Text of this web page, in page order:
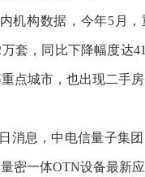
机构数据，今年5月
套，同比下降幅度达
点城市，也出现二手
消息，中电信量子集
密一体OTN设备最新